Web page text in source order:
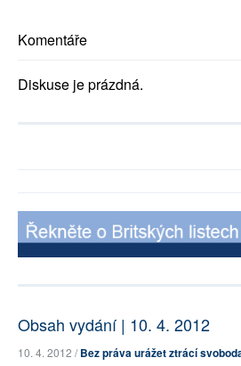
Komentáře
Diskuse je prázdná.
Obsah vydání | 10. 4. 2012
10. 4. 2012 /Bez práva urážet ztrácí